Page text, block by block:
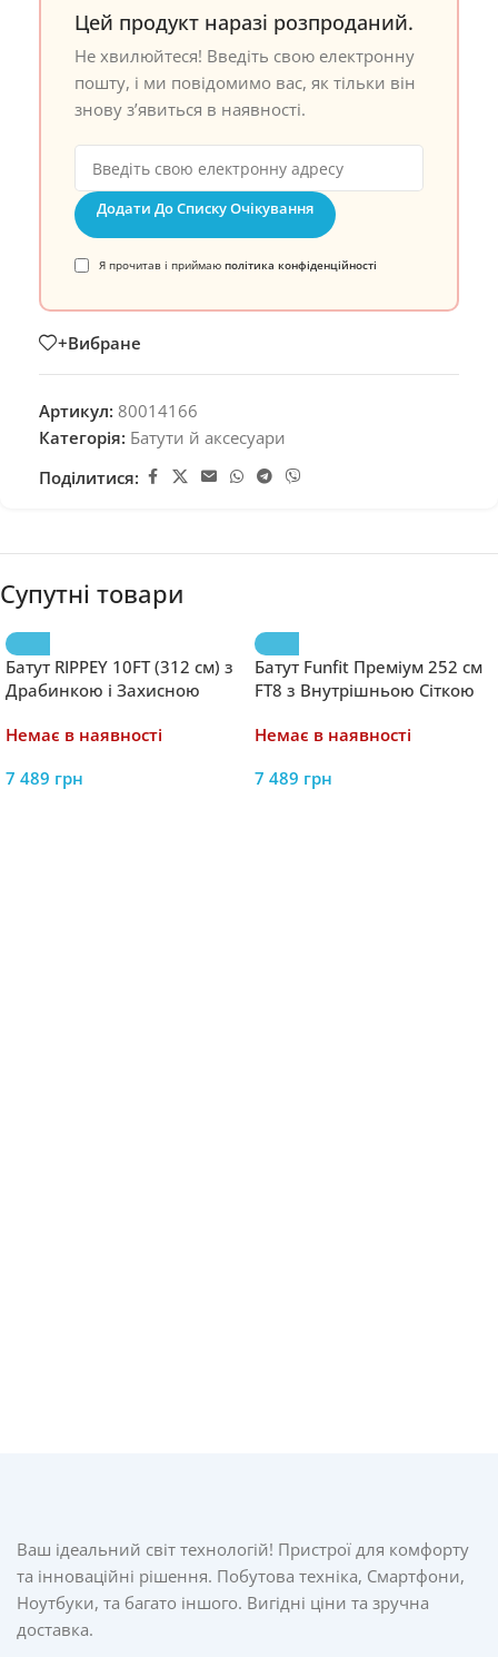
Цей продукт наразі розпроданий.
Не хвилюйтеся! Введіть свою електронну
пошту, і ми повідомимо вас, як тільки він
знову з’явиться в наявності.
Додати До Списку Очікування
Я прочитав і приймаю політика конфіденційності
+Вибране
Артикул: 80014166
Категорія: Батути й аксесуари
Поділитися:
Супутні товари
Батут RIPPEY 10FT (312 см) з
Драбинкою і Захисною
для Дітей
Немає в наявності
7 489 грн
Батут Funfit Преміум 252 см
FT8 з Внутрішньою Сіткою
Розваги для Дітей
Немає в наявності
7 489 грн
Ваш ідеальний світ технологій! Пристрої для комфорту
та інноваційні рішення. Побутова техніка, Смартфони,
Ноутбуки, та багато іншого. Вигідні ціни та зручна
доставка.